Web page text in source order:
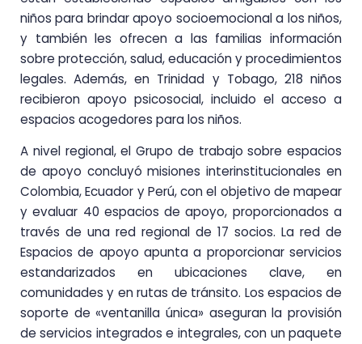
niños para brindar apoyo socioemocional a los niños,
y también les ofrecen a las familias información
sobre protección, salud, educación y procedimientos
legales. Además, en Trinidad y Tobago, 218 niños
recibieron apoyo psicosocial, incluido el acceso a
espacios acogedores para los niños.
A nivel regional, el Grupo de trabajo sobre espacios
de apoyo concluyó misiones interinstitucionales en
Colombia, Ecuador y Perú, con el objetivo de mapear
y evaluar 40 espacios de apoyo, proporcionados a
través de una red regional de 17 socios. La red de
Espacios de apoyo apunta a proporcionar servicios
estandarizados en ubicaciones clave, en
comunidades y en rutas de tránsito. Los espacios de
soporte de «ventanilla única» aseguran la provisión
de servicios integrados e integrales, con un paquete